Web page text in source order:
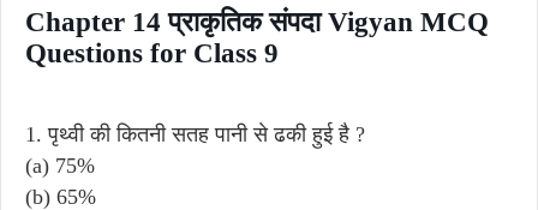
Chapter 14 प्राकृतिक संपदा Vigyan MCQ
Questions for Class 9
1. पृथ्वी की कितनी सतह पानी से ढकी हुई है ?
(a) 75%
(b) 65%